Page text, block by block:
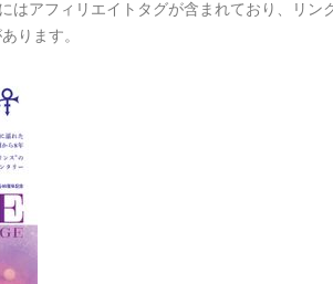
はアフィリエイトタグが含まれており、リン
ります。